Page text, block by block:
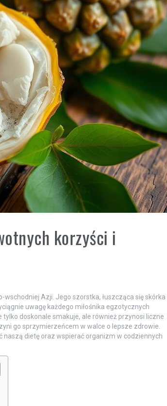
korzyści i
Azji. Jego szorstka, łuszcząca się skórka
uwagę każdego miłośnika egzotycznych
tylko doskonale smakuje, ale również przynosi liczne
go sprzymierzeńcem w walce o lepsze zdrowie.
naszą dietę oraz wspierać organizm w codziennych